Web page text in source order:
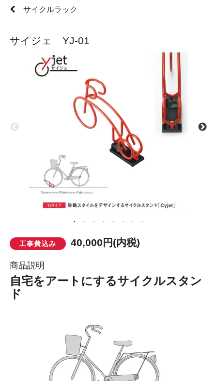
サイクルラック
サイジェ YJ-01
工事費込み 40,000円(内税)
商品説明
自宅をアートにするサイクルスタン
ド